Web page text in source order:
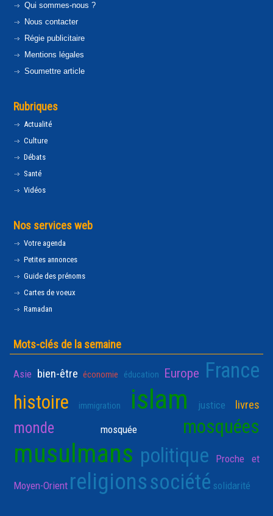
Qui sommes-nous ?
Nous contacter
Régie publicitaire
Mentions légales
Soumettre article
Rubriques
Actualité
Culture
Débats
Santé
Vidéos
Nos services web
Votre agenda
Petites annonces
Guide des prénoms
Cartes de voeux
Ramadan
Mots-clés de la semaine
Asie bien-être économie éducation Europe France
histoire immigration islam justice livres
monde mosquée mosquées
musulmans politique Proche et
Moyen-Orient religionssociété solidarité